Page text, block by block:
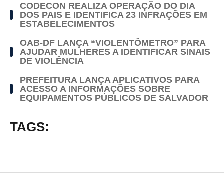
CODECON REALIZA OPERAÇÃO DO DIA
DOS PAIS E IDENTIFICA 23 INFRAÇÕES EM
ESTABELECIMENTOS
OAB-DF LANÇA “VIOLENTÔMETRO” PARA
AJUDAR MULHERES A IDENTIFICAR SINAIS
DE VIOLÊNCIA
PREFEITURA LANÇA APLICATIVOS PARA
ACESSO A INFORMAÇÕES SOBRE
EQUIPAMENTOS PÚBLICOS DE SALVADOR
TAGS: